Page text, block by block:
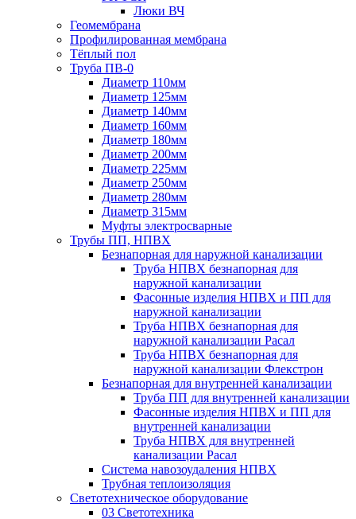
Люки ВЧ
Геомембрана
Профилированная мембрана
Тёплый пол
Труба ПВ-0
Диаметр 110мм
Диаметр 125мм
Диаметр 140мм
Диаметр 160мм
Диаметр 180мм
Диаметр 200мм
Диаметр 225мм
Диаметр 250мм
Диаметр 280мм
Диаметр 315мм
Муфты электросварные
Трубы ПП, НПВХ
Безнапорная для наружной канализации
Труба НПВХ безнапорная для
наружной канализации
Фасонные изделия НПВХ и ПП для
наружной канализации
Труба НПВХ безнапорная для
наружной канализации Расал
Труба НПВХ безнапорная для
наружной канализации Флекстрон
Безнапорная для внутренней канализации
Труба ПП для внутренней канализации
Фасонные изделия НПВХ и ПП для
внутренней канализации
Труба НПВХ для внутренней
канализации Расал
Система навозоудаления НПВХ
Трубная теплоизоляция
Светотехническое оборудование
03 Светотехника